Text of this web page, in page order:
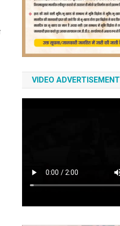
VIDEO ADVERTISEMENT